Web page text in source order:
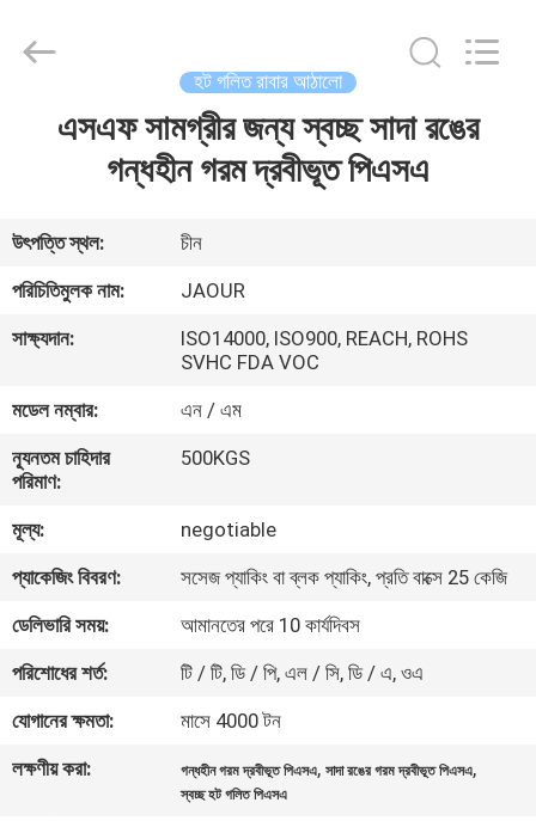
আমাদের
সম্পর্কে
কারখানা
ভ্রমণ
মান
নিয়ন্ত্রণ
আমাদের
সাথে
যোগাযোগ
করুন
Adhesive
Products
হট গলিত রাবার আঠালো
এসএফ সামগ্রীর জন্য স্বচ্ছ সাদা রঙের
গন্ধহীন গরম দ্রবীভূত পিএসএ
উৎপত্তি স্থল:
চীন
পরিচিতিমুলক নাম:
JAOUR
সাক্ষ্যদান:
ISO14000, ISO900, REACH, ROHS
SVHC FDA VOC
মডেল নম্বার:
এন / এম
ন্যূনতম চাহিদার
পরিমাণ:
500KGS
মূল্য:
negotiable
প্যাকেজিং বিবরণ:
সসেজ প্যাকিং বা ব্লক প্যাকিং, প্রতি বাক্সে 25 কেজি
ডেলিভারি সময়:
আমানতের পরে 10 কার্যদিবস
পরিশোধের শর্ত:
টি / টি, ডি / পি, এল / সি, ডি / এ, ওএ
যোগানের ক্ষমতা:
মাসে 4000 টন
লক্ষণীয় করা:
গন্ধহীন গরম দ্রবীভূত পিএসএ,সাদা রঙের গরম দ্রবীভূত পিএসএ,
স্বচ্ছ হট গলিত পিএসএ